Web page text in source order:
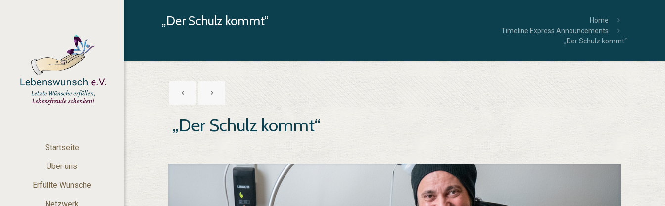
Startseite
Über uns
Erfüllte Wünsche
Netzwerk
„Der Schulz kommt“
Home
Timeline Express Announcements
„Der Schulz kommt“
„Der Schulz kommt“